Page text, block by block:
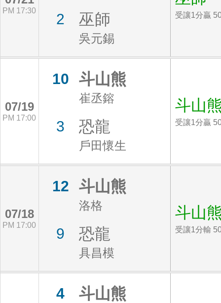
PM 17:30
2 巫師
吳元錫
受讓1分贏
07/19
PM 17:00
10 斗山熊
崔丞鎔
3 恐龍
戶田懷生
斗山
受讓1分贏
07/18
PM 17:00
12 斗山熊
洛格
9 恐龍
具昌模
斗山
受讓1分輸
4 斗山熊